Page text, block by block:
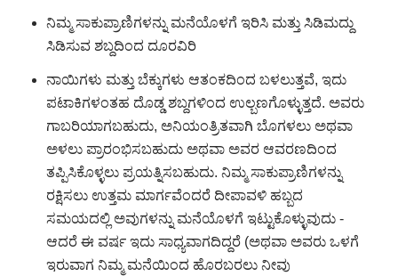
ನಿಮ್ಮ ಸಾಕುಪ್ರಾಣಿಗಳನ್ನು ಮನೆಯೊಳಗೆ ಇರಿಸಿ ಮತ್ತು ಸಿಡಿಮದ್ದು
ಸಿಡಿಸುವ ಶಬ್ದದಿಂದ ದೂರವಿರಿ
ನಾಯಿಗಳು ಮತ್ತು ಬೆಕ್ಕುಗಳು ಆತಂಕದಿಂದ ಬಳಲುತ್ತವೆ, ಇದು
ಪಟಾಕಿಗಳಂತಹ ದೊಡ್ಡ ಶಬ್ದಗಳಿಂದ ಉಲ್ಬಣಗೊಳ್ಳುತ್ತದೆ. ಅವರು
ಗಾಬರಿಯಾಗಬಹುದು, ಅನಿಯಂತ್ರಿತವಾಗಿ ಬೊಗಳಲು ಅಥವಾ
ಅಳಲು ಪ್ರಾರಂಭಿಸಬಹುದು ಅಥವಾ ಅವರ ಆವರಣದಿಂದ
ತಪ್ಪಿಸಿಕೊಳ್ಳಲು ಪ್ರಯತ್ನಿಸಬಹುದು. ನಿಮ್ಮ ಸಾಕುಪ್ರಾಣಿಗಳನ್ನು
ರಕ್ಷಿಸಲು ಉತ್ತಮ ಮಾರ್ಗವೆಂದರೆ ದೀಪಾವಳಿ ಹಬ್ಬದ
ಸಮಯದಲ್ಲಿ ಅವುಗಳನ್ನು ಮನೆಯೊಳಗೆ ಇಟ್ಟುಕೊಳ್ಳುವುದು -
ಆದರೆ ಈ ವರ್ಷ ಇದು ಸಾಧ್ಯವಾಗದಿದ್ದರೆ (ಅಥವಾ ಅವರು ಒಳಗೆ
ಇರುವಾಗ ನಿಮ್ಮ ಮನೆಯಿಂದ ಹೊರಬರಲು ನೀವು